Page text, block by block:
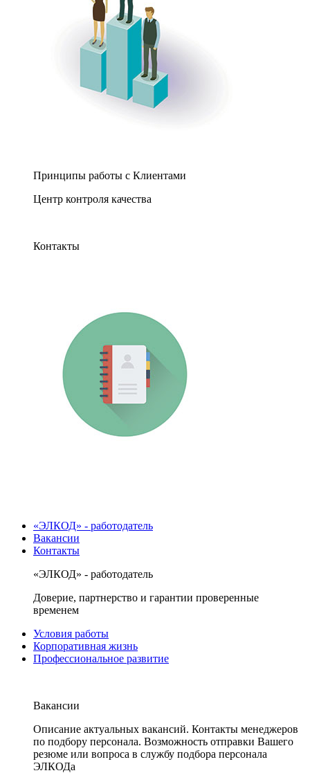
Принципы работы с Клиентами
Центр контроля качества
Контакты
«ЭЛКОД» - работодатель
Вакансии
Контакты
«ЭЛКОД» - работодатель
Доверие, партнерство и гарантии проверенные
временем
Условия работы
Корпоративная жизнь
Профессиональное развитие
Вакансии
Описание актуальных вакансий. Контакты менеджеров
по подбору персонала. Возможность отправки Вашего
резюме или вопроса в службу подбора персонала
ЭЛКОДа